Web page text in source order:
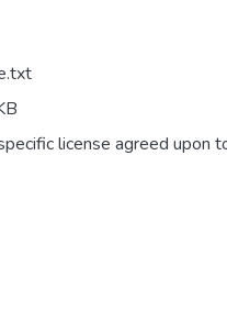
license agreed upon